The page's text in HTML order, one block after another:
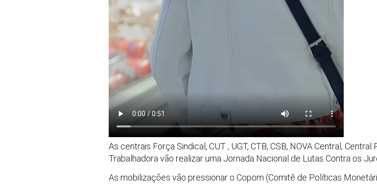
As centrais Força Sindical, CUT , UGT, CTB, CSB, NOVA Central,
Trabalhadora vão realizar uma Jornada Nacional de Lutas Contra os
As mobilizações vão pressionar o Copom (Comitê de Políticas